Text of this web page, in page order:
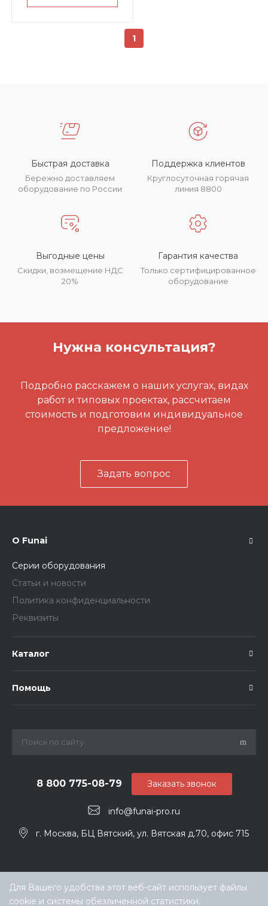
1
Быстрая доставка
Бережно доставляем
оборудование по России
Поддержка клиентов
Круглосуточная горячая
линия 8800
Выгодные цены
Скидки, возмещение НДС
20%
Гарантия качества
Только сертифицированное
оборудование
Нужна консультация?
Подробно расскажем о наших услугах, видах
работ и типовых проектах, рассчитаем
стоимость и подготовим индивидуальное
предложение!
Задать вопрос
О Funai
Серии оборудования
Статьи и новости
Политика конфиденциальности
Реквизиты
Каталог
Помощь
info@funai-pro.ru
8 800 775-08-79
г. Москва, БЦ Вятский, ул. Вятская д.70, офис 715
Заказать звонок
Для Вашего удобства этот веб-сайт использует файлы
cookie и системы обезличенной статистики.